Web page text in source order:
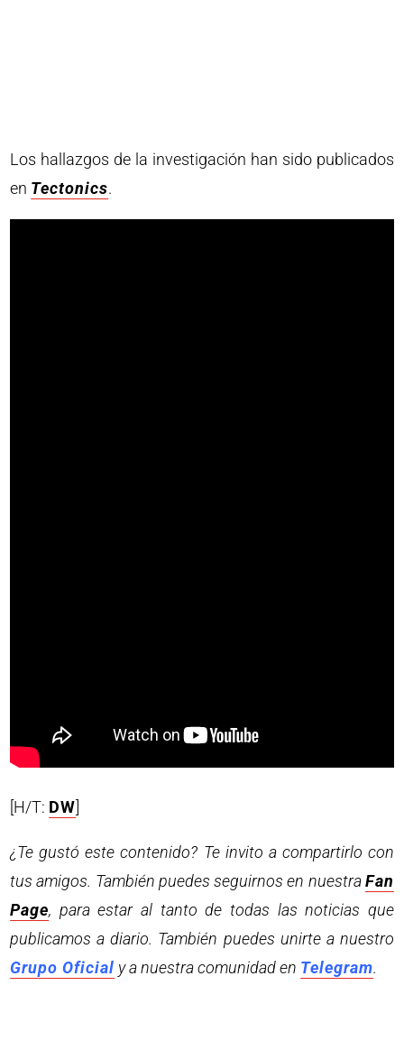
Los hallazgos de la investigación han sido publicados
en Tectonics.
[H/T: DW
¿Te gustó este contenido? Te invito a compartirlo con
tus amigos. También puedes seguirnos en nuestraFan
Page, para estar al tanto de todas las noticias que
publicamos a diario. También puedes unirte a nuestro
Grupo Oficial y a nuestra comunidad en Telegram.